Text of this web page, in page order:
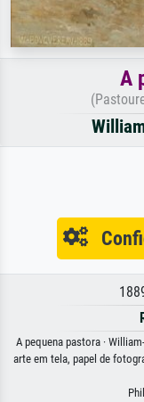
A
A pequena pastora ·
arte em tela, papel de